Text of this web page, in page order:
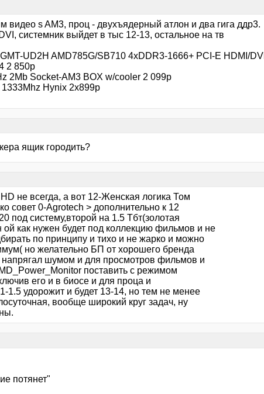
s AM3, проц - двухъядерный атлон и два гига ддр3.
системник выйдет в тыс 12-13, остальное на тв
UD2H AMD785G/SB710 4xDDR3-1666+ PCI-E HDMI/DVI
2 850р
2Mb Socket-AM3 BOX w/cooler 2 099р
Hynix 2х899р
ящик городить?
не всегда, а вот 12-Женская логика Том
совет 0-Agrotech > дополнительно к 12
под систему,второй на 1.5 Тбт(золотая
как нужен будет под коллекцию фильмов и не
по принципу и тихо и не жарко и можно
но желательно БП от хорошего бренда
напрягал шумом и для просмотров фильмов и
поставить с режимом
его и в биосе и для проца и
1.5 удорожит и будет 13-14, но тем не менее
вообще широкий круг задач, ну
потянет"